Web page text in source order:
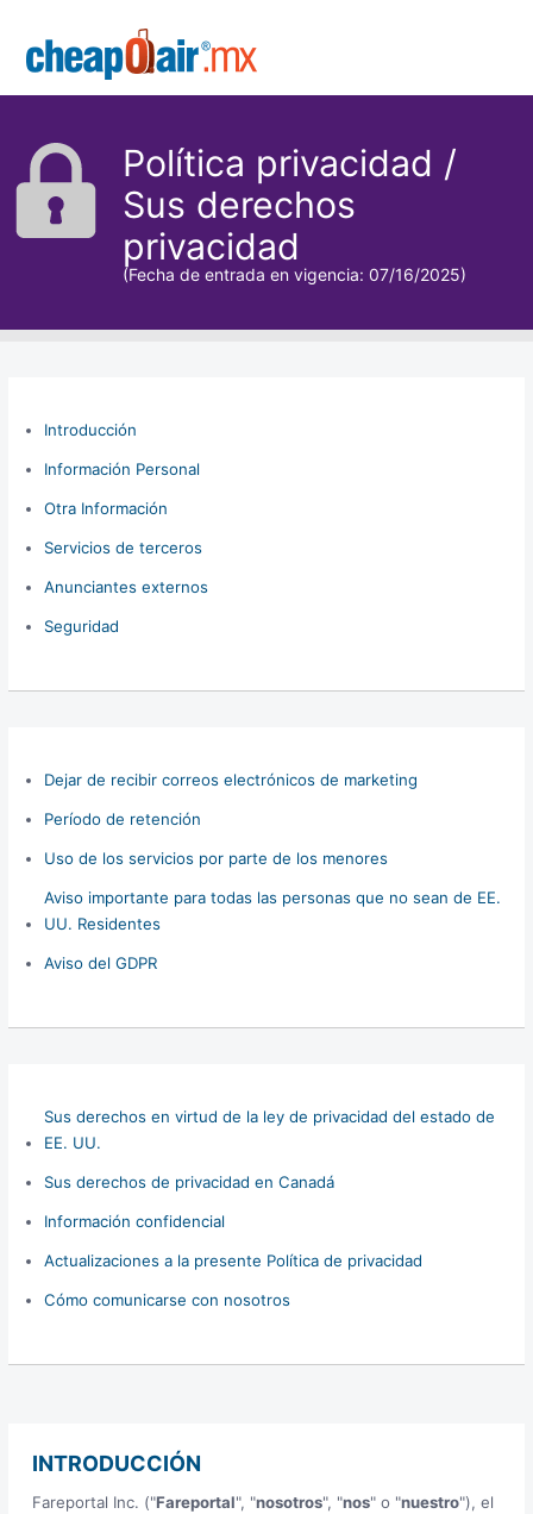
Skip to main content
Política privacidad /
Sus derechos
privacidad
(Fecha de entrada en vigencia: 07/16/2025)
Introducción
Información Personal
Otra Información
Servicios de terceros
Anunciantes externos
Seguridad
Dejar de recibir correos electrónicos de marketing
Período de retención
Uso de los servicios por parte de los menores
Aviso importante para todas las personas que no sean de EE.
UU. Residentes
Aviso del GDPR
Sus derechos en virtud de la ley de privacidad del estado de
EE. UU.
Sus derechos de privacidad en Canadá
Información confidencial
Actualizaciones a la presente Política de privacidad
Cómo comunicarse con nosotros
INTRODUCCIÓN
Fareportal Inc. ("Fareportal", "nosotros", "nos" o "nuestro"), el